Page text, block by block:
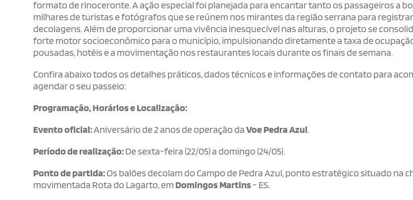
formato de rinoceronte. A ação especial foi planejada para encantar tanto os passageiros a
milhares de turistas e fotógrafos que se reúnem nos mirantes da região serrana para
decolagens. Além de proporcionar uma vivência inesquecível nas alturas, o projeto se
forte motor socioeconômico para o município, impulsionando diretamente a taxa de
pousadas, hotéis e a movimentação nos restaurantes locais durante os finais de semana.
Confira abaixo todos os detalhes práticos, dados técnicos e informações de contato para
agendar o seu passeio:
Programação, Horários e Localização:
Evento oficial:Aniversário de 2 anos de operação daVoe Pedra Azul.
Período de realização:De sexta-feira (22/05) a domingo (24/05).
Ponto de partida:Os balões decolam do Campo de Pedra Azul, ponto estratégico situado na
movimentada Rota do Lagarto, em Domingos Martins- ES.